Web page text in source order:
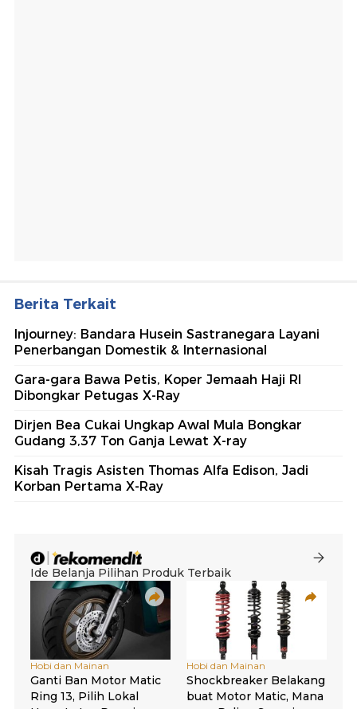
Berita Terkait
Injourney: Bandara Husein Sastranegara Layani
Penerbangan Domestik & Internasional
Gara-gara Bawa Petis, Koper Jemaah Haji RI
Dibongkar Petugas X-Ray
Dirjen Bea Cukai Ungkap Awal Mula Bongkar
Gudang 3,37 Ton Ganja Lewat X-ray
Kisah Tragis Asisten Thomas Alfa Edison, Jadi
Korban Pertama X-Ray